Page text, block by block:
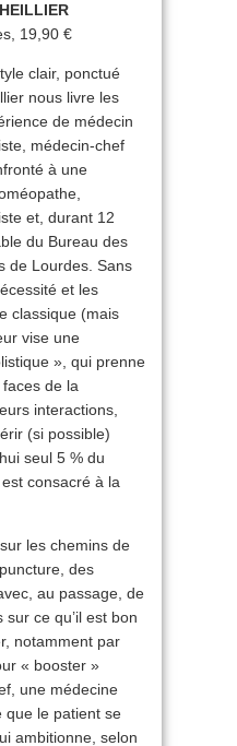
19,90 €
clair, ponctué
nous livre les
de médecin
médecin-chef
à une
et, durant 12
du Bureau des
de Lourdes. Sans
et les
classique (mais
vise une
», qui prenne
de la
interactions,
(si possible)
seul 5 % du
consacré à la
les chemins de
des
au passage, de
ce qu’il est bon
notamment par
« booster »
une médecine
que le patient se
ambitionne, selon